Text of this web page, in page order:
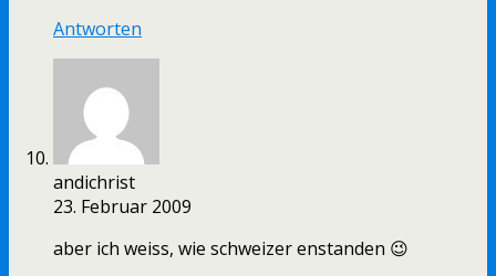
Antworten
andichrist
23. Februar 2009
aber ich weiss, wie schweizer enstanden 😉